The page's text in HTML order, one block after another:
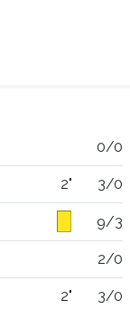
0/0
2" 3/0
9/3
2/0
2" 3/0